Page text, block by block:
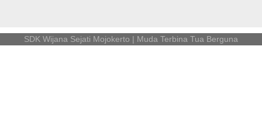
SDK Wijana Sejati Mojokerto | Muda Terbina Tua Berguna